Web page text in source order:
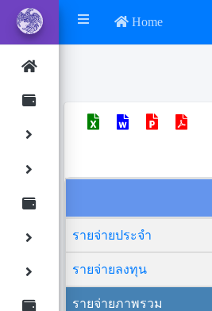
Home
รายจ่ายประจำ
รายจ่ายลงทุน
รายจ่ายภาพรวม